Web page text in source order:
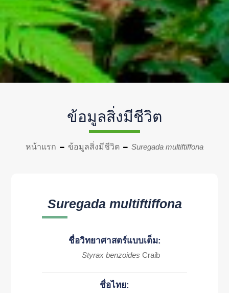
ข้อมูลสิ่งมีชีวิต
หน้าแรก ข้อมูลสิ่งมีชีวิต Suregada multiftiffona
Suregada multiftiffona
ชื่อวิทยาศาสตร์แบบเต็ม:
Styrax benzoides Craib
ชื่อไทย: